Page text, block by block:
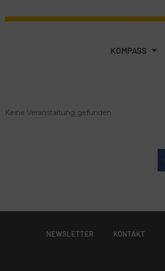
KOMPASS
Keine Veranstaltung gefunden
NEWSLETTER KONTAKT